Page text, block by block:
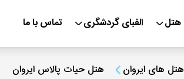
هتل الفبای گردشگری تماس با ما
هتل های ایروان هتل حیات پالاس ایروان